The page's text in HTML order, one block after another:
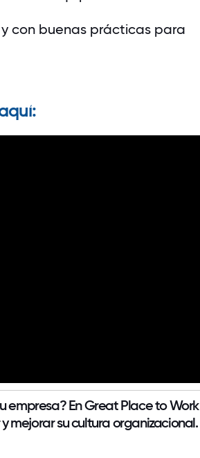
con buenas prácticas para
empresa?EnGreat Place to Work
mejorar su cultura organizacional.